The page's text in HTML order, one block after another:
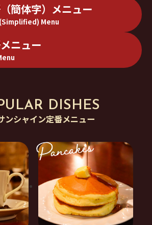
簡体字）メニュー
Menu
ニュー
DISHES
ンシャイン定番メニュー